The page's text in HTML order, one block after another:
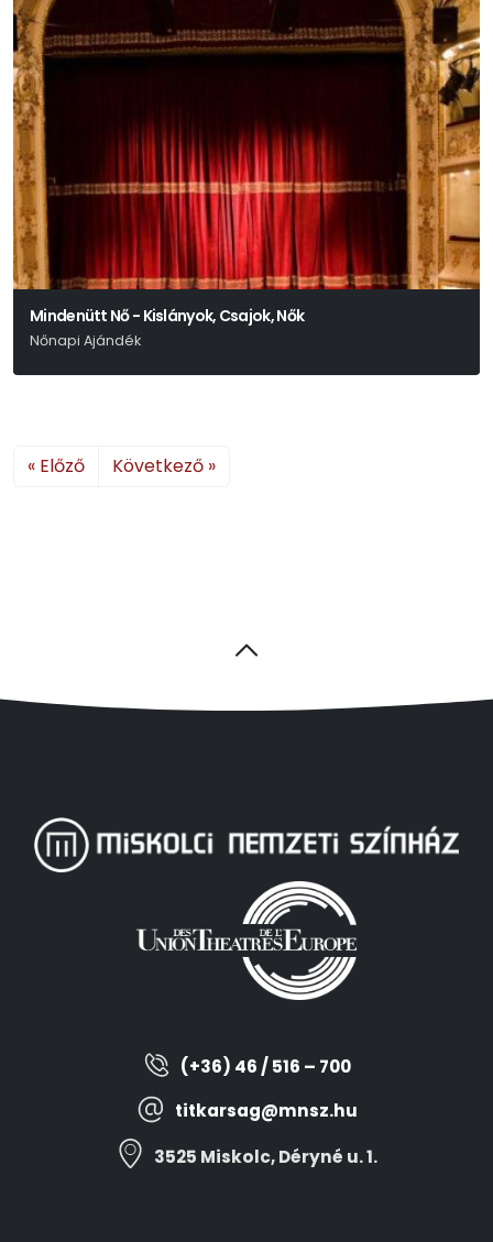
Mindenütt Nő - Kislányok, Csajok, Nők
Nőnapi Ajándék
« Előző Következő »
(+36) 46 / 516 – 700
titkarsag@mnsz.hu
3525 Miskolc, Déryné u. 1.